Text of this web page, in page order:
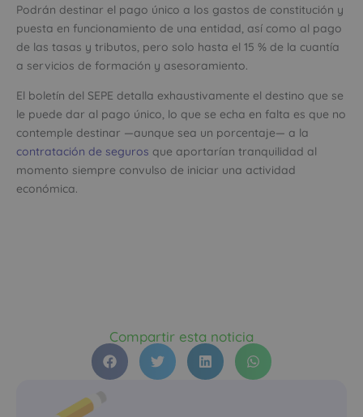
Podrán destinar el pago único a los gastos de constitución y
puesta en funcionamiento de una entidad, así como al pago
de las tasas y tributos, pero solo hasta el 15 % de la cuantía
a servicios de formación y asesoramiento.
El boletín del SEPE detalla exhaustivamente el destino que se
le puede dar al pago único, lo que se echa en falta es que no
contemple destinar —aunque sea un porcentaje— a la
contratación de seguros que aportarían tranquilidad al
momento siempre convulso de iniciar una actividad
económica.
Compartir esta noticia